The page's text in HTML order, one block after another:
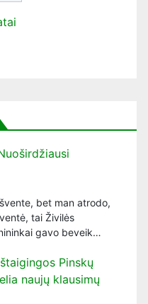
bet man atrodo,
tai Živilės
gavo beveik…
Pinskų
naujų klausimų